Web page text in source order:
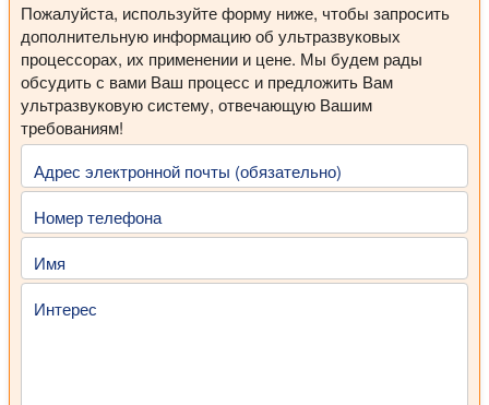
Пожалуйста, используйте форму ниже, чтобы запросить
дополнительную информацию об ультразвуковых
процессорах, их применении и цене. Мы будем рады
обсудить с вами Ваш процесс и предложить Вам
ультразвуковую систему, отвечающую Вашим
требованиям!
Адрес электронной почты (обязательно)
Номер телефона
Имя
Интерес